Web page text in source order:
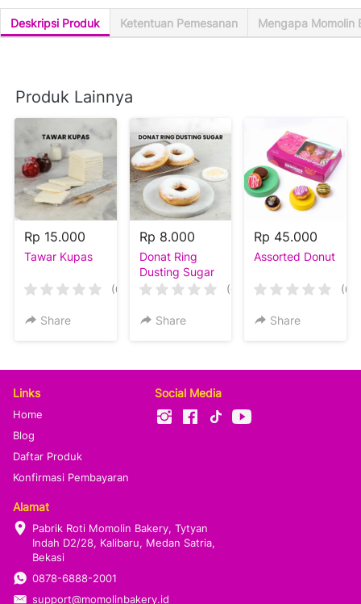
Deskripsi Produk Ketentuan Pemesanan Mengapa Momolin
Produk Lainnya
Rp 15.000
Tawar Kupas
(0)
Share
Rp 8.000
Donat Ring
Dusting Sugar
(0)
Share
Rp 45.000
Assorted Donut
(0)
Share
Links
Home
Blog
Daftar Produk
Konfirmasi Pembayaran
Social Media
Alamat
Pabrik Roti Momolin Bakery, Tytyan
Indah D2/28, Kalibaru, Medan Satria,
Bekasi
0878-6888-2001
support@momolinbakery.id